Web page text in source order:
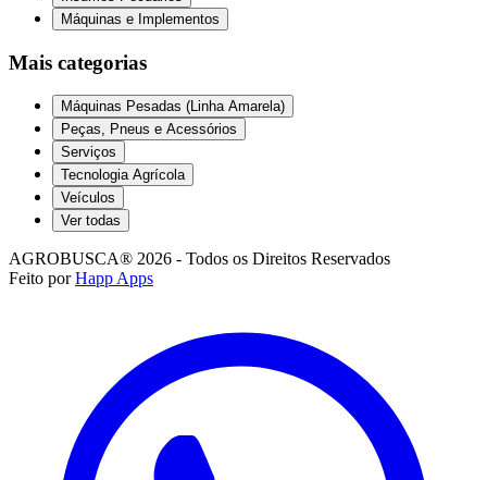
Máquinas e Implementos
Mais categorias
Máquinas Pesadas (Linha Amarela)
Peças, Pneus e Acessórios
Serviços
Tecnologia Agrícola
Veículos
Ver todas
AGROBUSCA® 2026 - Todos os Direitos Reservados
Feito por Happ Apps